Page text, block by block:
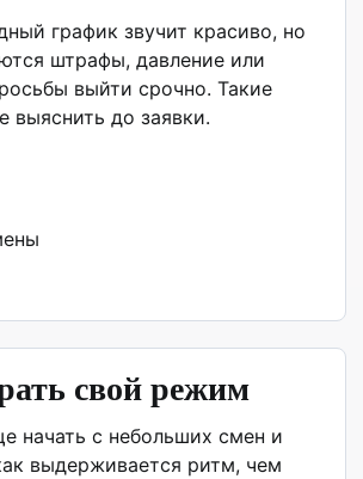
график звучит красиво, но
штрафы, давление или
выйти срочно. Такие
выяснить до заявки.
свой режим
начать с небольших смен и
выдерживается ритм, чем